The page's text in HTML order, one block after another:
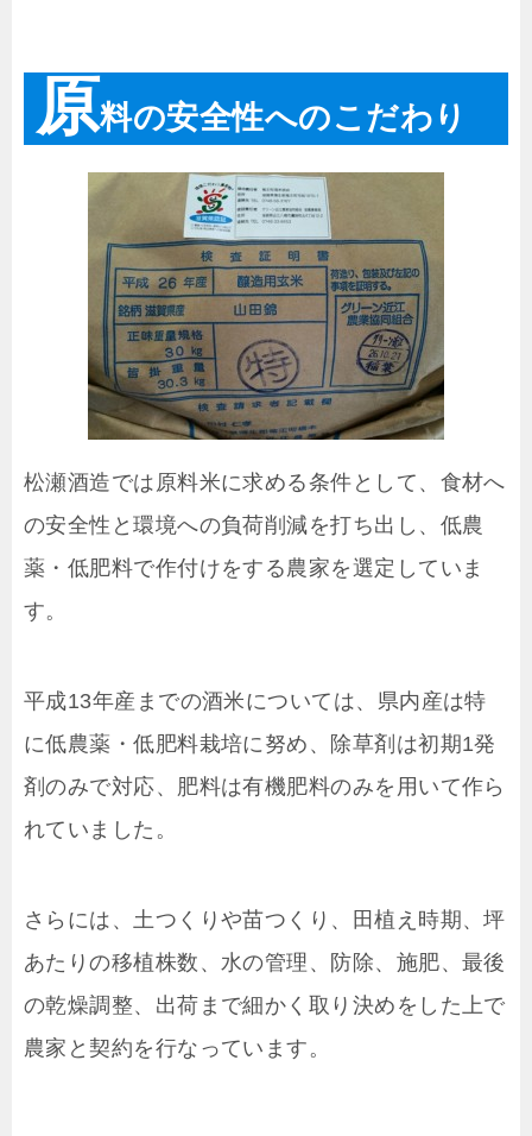
原料の安全性へのこだわり
松瀬酒造では原料米に求める条件として、食材へ
の安全性と環境への負荷削減を打ち出し、低農
薬・低肥料で作付けをする農家を選定していま
す。
平成13年産までの酒米については、県内産は特
に低農薬・低肥料栽培に努め、除草剤は初期1発
剤のみで対応、肥料は有機肥料のみを用いて作ら
れていました。
さらには、土つくりや苗つくり、田植え時期、坪
あたりの移植株数、水の管理、防除、施肥、最後
の乾燥調整、出荷まで細かく取り決めをした上で
農家と契約を行なっています。